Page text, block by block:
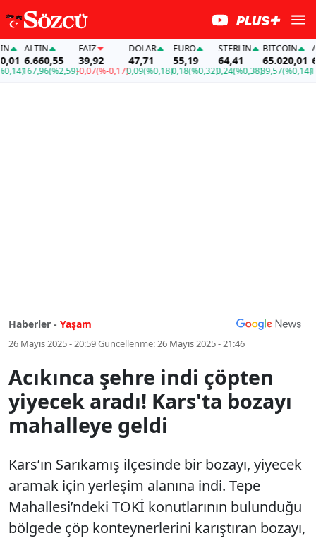
ALTIN
6.660,55
167,96(%2,59)
FAİZ
39,92
-0,07(%-0,17)
DOLAR
47,71
0,09(%0,18)
EURO
55,19
0,18(%0,32)
STERLIN
64,41
0,24(%0,38)
BITCOIN
65.020,01
89,57(%0,14)
Haberler - Yaşam
26 Mayıs 2025 - 20:59Güncellenme:26 Mayıs 2025 - 21:46
Acıkınca şehre indi çöpten
yiyecek aradı! Kars'ta bozayı
mahalleye geldi
Kars’ın Sarıkamış ilçesinde bir bozayı, yiyecek
aramak için yerleşim alanına indi. Tepe
Mahallesi’ndeki TOKİ konutlarının bulunduğu
bölgede çöp konteynerlerini karıştıran bozayı,